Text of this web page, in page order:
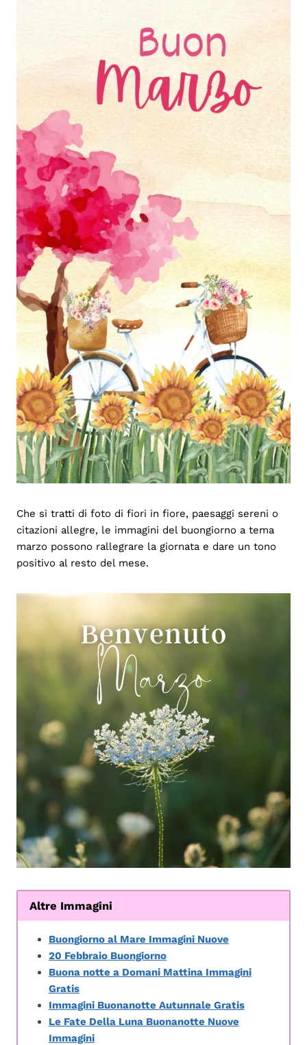
Che si tratti di foto di fiori in fiore, paesaggi sereni o
citazioni allegre, le immagini del buongiorno a tema
marzo possono rallegrare la giornata e dare un tono
positivo al resto del mese.
Altre Immagini
Buongiorno al Mare Immagini Nuove
20 Febbraio Buongiorno
Buona notte a Domani Mattina Immagini
Gratis
Immagini Buonanotte Autunnale Gratis
Le Fate Della Luna Buonanotte Nuove
Immagini